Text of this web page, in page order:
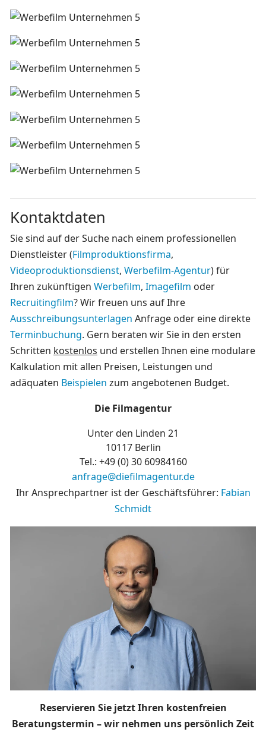
Kontaktdaten
Sie sind auf der Suche nach einem professionellen
Dienstleister (Filmproduktionsfirma,
Videoproduktionsdienst, Werbefilm-Agentur) für
Ihren zukünftigen Werbefilm, Imagefilm oder
Recruitingfilm? Wir freuen uns auf Ihre
Ausschreibungsunterlagen Anfrage oder eine direkte
Terminbuchung. Gern beraten wir Sie in den ersten
Schritten kostenlos und erstellen Ihnen eine modulare
Kalkulation mit allen Preisen, Leistungen und
adäquaten Beispielen zum angebotenen Budget.
Die Filmagentur
Unter den Linden 21
10117 Berlin
Tel.: +49 (0)30 60984160
anfrage@diefilmagentur.de
Ihr Ansprechpartner ist der Geschäftsführer: Fabian
Schmidt
Reservieren Sie jetzt Ihren kostenfreien
Beratungstermin – wir nehmen uns persönlich Zeit